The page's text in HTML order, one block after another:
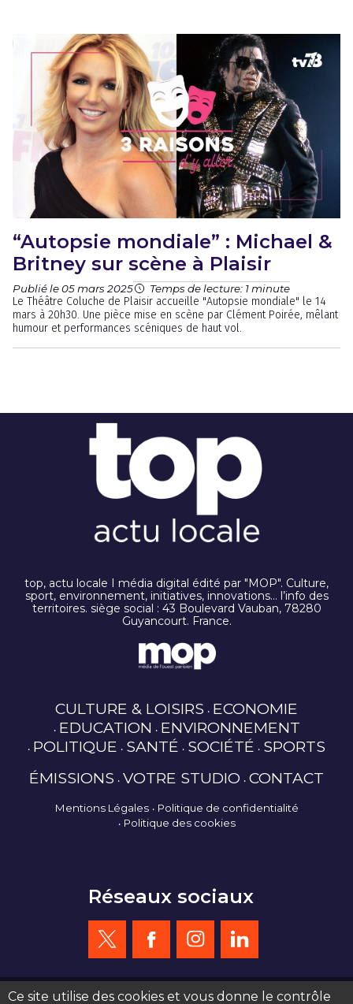
“Autopsie mondiale” : Michael &
Britney sur scène à Plaisir
Publié le 05 mars 2025 Temps de lecture: 1 minute
Le Théâtre Coluche de Plaisir accueille "Autopsie mondiale" le 14
mars à 20h30. Une pièce mise en scène par Clément Poirée, mêlant
humour et performances scéniques de haut vol.
top, actu locale I média digital édité par "MOP". Culture,
sport, environnement, initiatives, innovations… l’info des
territoires. siège social : 43 Boulevard Vauban, 78280
Guyancourt. France.
CULTURE & LOISIRS ECONOMIE
EDUCATION ENVIRONNEMENT
POLITIQUE SANTÉ SOCIÉTÉ SPORTS
ÉMISSIONS VOTRE STUDIO CONTACT
Mentions Légales
Politique de confidentialité
Politique des cookies
Réseaux sociaux
Ce site utilise des cookies et vous donne le contrôle